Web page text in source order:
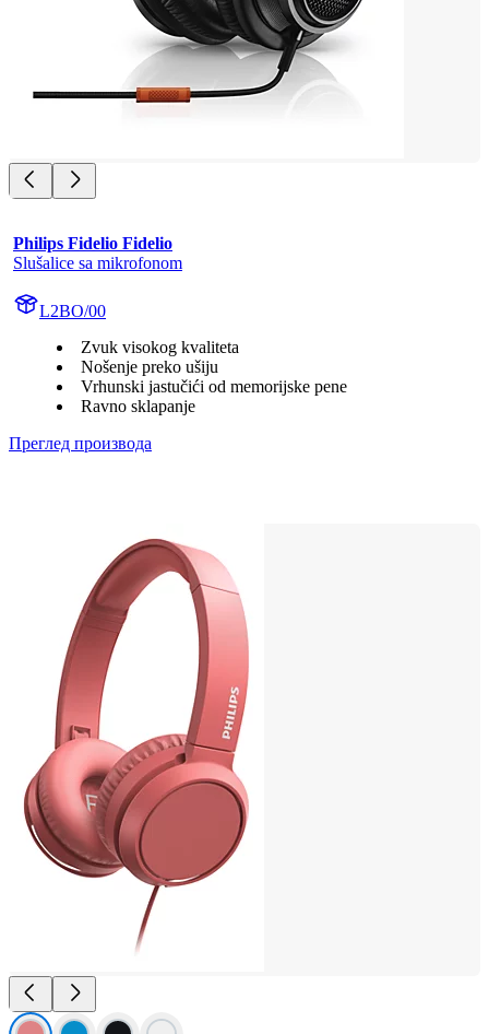
Philips Fidelio Fidelio
Slušalice sa mikrofonom
L2BO/00
Zvuk visokog kvaliteta
Nošenje preko ušiju
Vrhunski jastučići od memorijske pene
Ravno sklapanje
Преглед производа